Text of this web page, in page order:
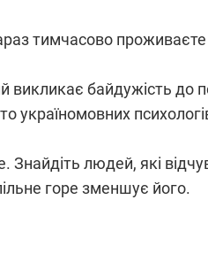
тимчасово проживаєте
викликає байдужість до
україномовних
Знайдіть людей, які
горе зменшує його.